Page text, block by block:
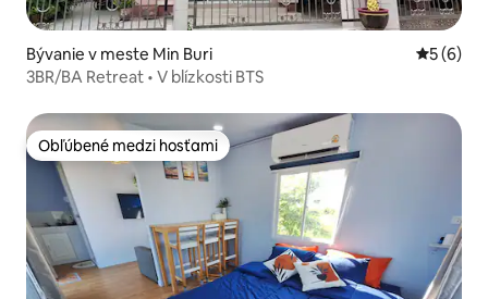
Bývanie v meste Min Buri
5 (6)
3BR/BA Retreat • V blízkosti BTS
Obľúbené medzi hosťami
Obľúbené medzi hosťami